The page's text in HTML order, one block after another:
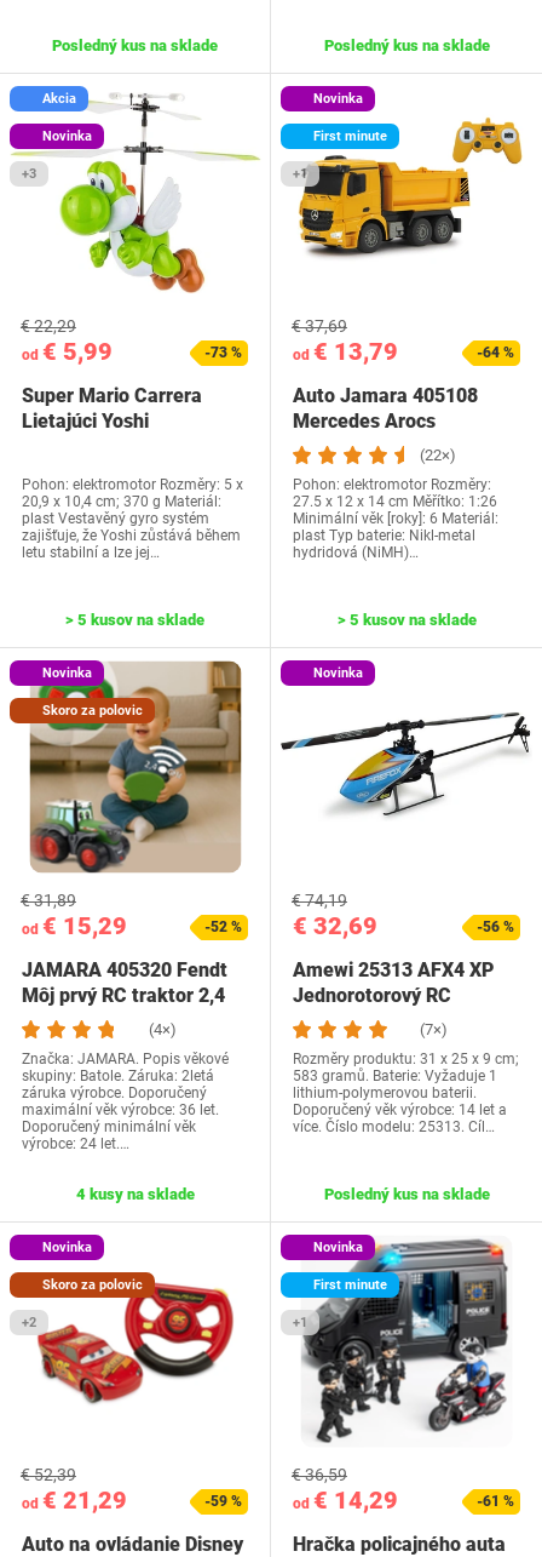
Posledný kus na sklade Posledný kus na sklade
Akcia
Novinka
+3
od € 5,99
€ 22,29
-73 %
Super Mario Carrera
Lietajúci Yoshi
Pohon: elektromotor Rozměry: ‎5 x
20,9 x 10,4 cm; 370 g Materiál:
plast Vestavěný gyro systém
zajišťuje, že Yoshi zůstává během
letu stabilní a lze jej…
> 5 kusov na sklade
Novinka
First minute
+1
od € 13,79
€ 37,69
-64 %
Auto Jamara 405108
Mercedes Arocs
(22×)
Pohon: elektromotor Rozměry:
27.5 x 12 x 14 cm Měřítko: 1:26
Minimální věk [roky]: 6 Materiál:
plast Typ baterie: Nikl-metal
hydridová (NiMH)…
> 5 kusov na sklade
Novinka
Skoro za polovic
od € 15,29
€ 31,89
-52 %
JAMARA 405320 Fendt
Môj prvý RC traktor 2,4
GHz so zvukom -…
(4×)
Značka: JAMARA. Popis věkové
skupiny: Batole. Záruka: 2letá
záruka výrobce. Doporučený
maximální věk výrobce: 36 let.
Doporučený minimální věk
výrobce: 24 let.…
4 kusy na sklade
Novinka
€ 32,69
€ 74,19
-56 %
Amewi 25313 AFX4 XP
Jednorotorový RC
vrtuľník 4-kanálový 6G…
(7×)
Rozměry produktu: 31 x 25 x 9 cm;
583 gramů. Baterie: Vyžaduje 1
lithium-polymerovou baterii.
Doporučený věk výrobce: 14 let a
více. Číslo modelu: 25313. Cíl…
Posledný kus na sklade
Novinka
Skoro za polovic
+2
od € 21,29
€ 52,39
-59 %
Auto na ovládanie Disney
Novinka
First minute
+1
od € 14,29
€ 36,59
-61 %
Hračka policajného auta